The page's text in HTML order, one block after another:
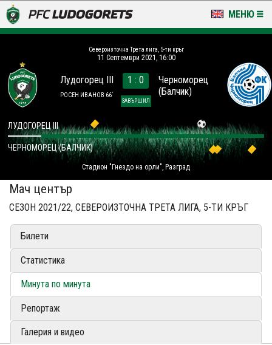
МЕНЮ
LUDOGORETS TV
НА ТЕРЕНА
СТАДИОН & БАЗИ
КЛУБ
ЗА ФЕНОВЕ
Североизточна Трета лига, 5-ти кръг
11 Септември 2021, 16:00
Лудогорец III
РОСЕН ИВАНОВ 66´
1 : 0
ЗАВЪРШИЛ
Черноморец
(Балчик)
Стадион "Гнездо на орли", Разград
ЛУДОГОРЕЦ III
ЧЕРНОМОРЕЦ (БАЛЧИК)
Мач център
СЕЗОН 2021/22, СЕВЕРОИЗТОЧНА ТРЕТА ЛИГА, 5-ТИ КРЪГ
Билети
Статистика
Минута по минута
Репортаж
Галерия и видео